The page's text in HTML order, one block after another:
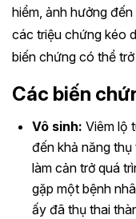
hiểm, ảnh hưởng
các triệu chứng kéo
biến chứng có thể
Các biến
Vô sinh: Viêm lộ
đến khả năng
làm cản trở quá
gặp một bệnh
ấy đã thụ thai